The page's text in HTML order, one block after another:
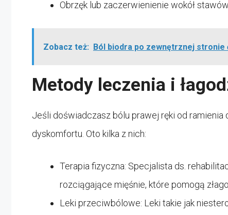
Obrzęk lub zaczerwienienie wokół
Zobacz też: Ból biodra po zewnętrznej stronie
Metody leczenia i
Jeśli doświadczasz bólu prawej ręki od ramienia
dyskomfortu. Oto kilka z nich:
Terapia fizyczna: Specjalista ds.
rozciągające mięśnie, które pomogą
Leki przeciwbólowe: Leki takie jak